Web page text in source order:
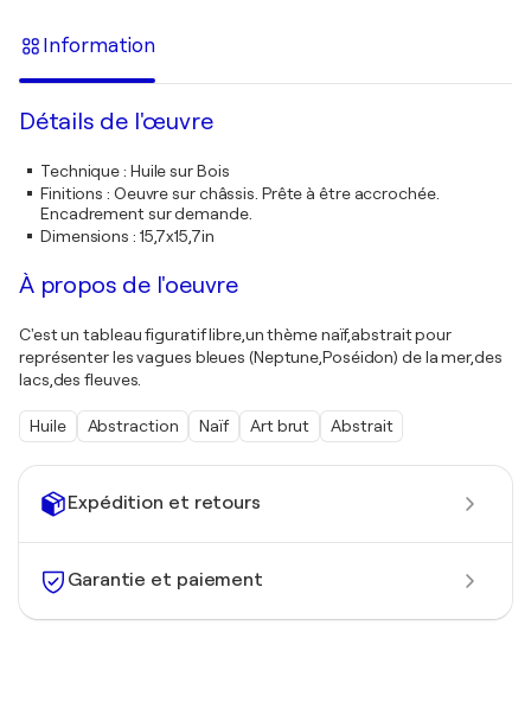
Expédition et retours
Garantie et paiement
Information
Détails de l'œuvre
Technique: Huile sur Bois
Finitions : Oeuvre sur châssis. Prête à être accrochée.
Encadrement sur demande.
Dimensions : 15,7x15,7in
À propos de l'oeuvre
C'est un tableau figuratif libre,un thème naïf,abstrait pour
représenter les vagues bleues (Neptune,Poséidon) de la mer,des
lacs,des fleuves.
Huile Abstraction Naïf Art brut Abstrait